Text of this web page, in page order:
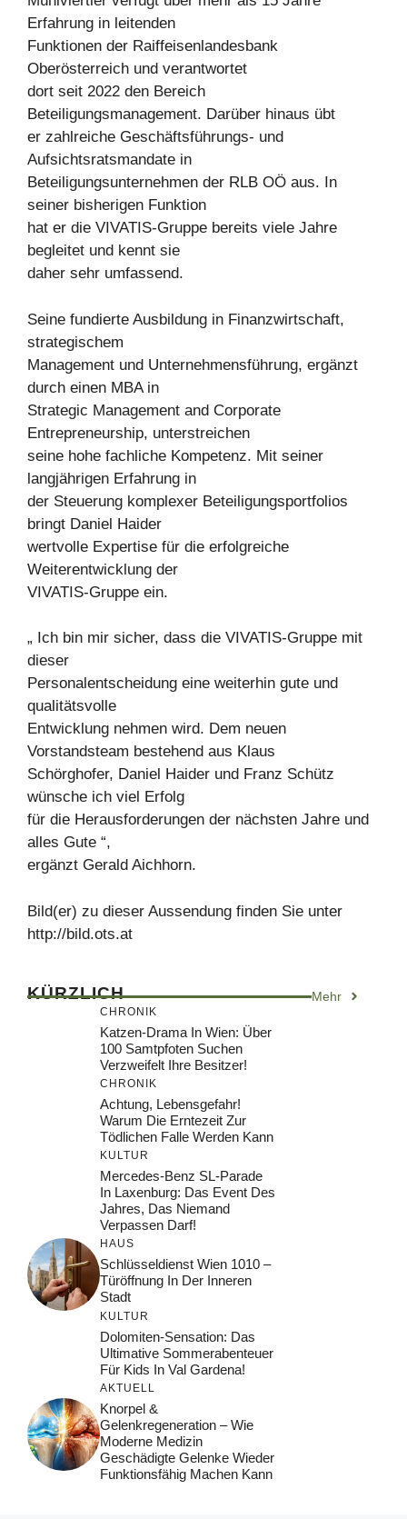
Erfahrung in leitenden
Funktionen der Raiffeisenlandesbank
Oberösterreich und verantwortet
dort seit 2022 den Bereich
Beteiligungsmanagement. Darüber hinaus übt
er zahlreiche Geschäftsführungs- und
Aufsichtsratsmandate in
Beteiligungsunternehmen der RLB OÖ aus. In
seiner bisherigen Funktion
hat er die VIVATIS-Gruppe bereits viele Jahre
begleitet und kennt sie
daher sehr umfassend.
Seine fundierte Ausbildung in Finanzwirtschaft,
strategischem
Management und Unternehmensführung, ergänzt
durch einen MBA in
Strategic Management and Corporate
Entrepreneurship, unterstreichen
seine hohe fachliche Kompetenz. Mit seiner
langjährigen Erfahrung in
der Steuerung komplexer Beteiligungsportfolios
bringt Daniel Haider
wertvolle Expertise für die erfolgreiche
Weiterentwicklung der
VIVATIS-Gruppe ein.
„ Ich bin mir sicher, dass die VIVATIS-Gruppe mit
dieser
Personalentscheidung eine weiterhin gute und
qualitätsvolle
Entwicklung nehmen wird. Dem neuen
Vorstandsteam bestehend aus Klaus
Schörghofer, Daniel Haider und Franz Schütz
wünsche ich viel Erfolg
für die Herausforderungen der nächsten Jahre und
alles Gute “,
ergänzt Gerald Aichhorn.
Bild(er) zu dieser Aussendung finden Sie unter
http://bild.ots.at
KÜRZLICH Mehr
CHRONIK
Katzen-Drama In Wien: Über
100 Samtpfoten Suchen
Verzweifelt Ihre Besitzer!
CHRONIK
Achtung, Lebensgefahr!
Warum Die Erntezeit Zur
Tödlichen Falle Werden Kann
KULTUR
Mercedes-Benz SL-Parade
In Laxenburg: Das Event Des
Jahres, Das Niemand
Verpassen Darf!
HAUS
Schlüsseldienst Wien 1010 –
Türöffnung In Der Inneren
Stadt
KULTUR
Dolomiten-Sensation: Das
Ultimative Sommerabenteuer
Für Kids In Val Gardena!
AKTUELL
Knorpel &
Gelenkregeneration – Wie
Moderne Medizin
Geschädigte Gelenke Wieder
Funktionsfähig Machen Kann